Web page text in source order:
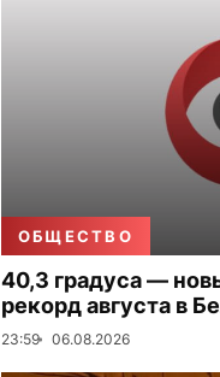
ОБЩЕСТВО
40,3 градуса —
рекорд августа в
23:59 06.08.2026